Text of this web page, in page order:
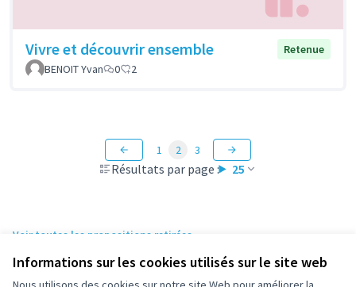
Informations sur les cookies utilisés sur le site web
Vivre et découvrir ensemble
Retenue
BENOIT Yvan
0 2
Résultats par page : 25
1 2 3
Voir toutes les propositions retirées